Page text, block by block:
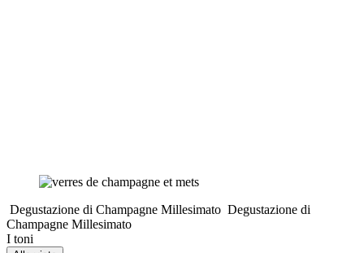
Degustazione di Champagne Millesimato Degustazione di
Champagne Millesimato
I toni